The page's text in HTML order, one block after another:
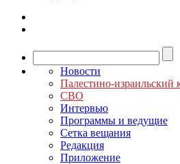
Новости
Палестино-израильский
СВО
Интервью
Программы и ведущие
Сетка вещания
Редакция
Приложение